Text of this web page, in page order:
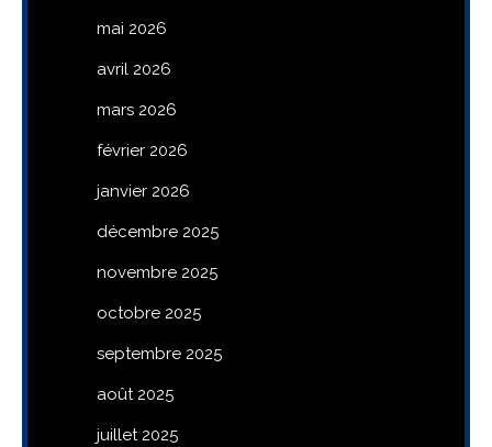
mai 2026
avril 2026
mars 2026
février 2026
janvier 2026
décembre 2025
novembre 2025
octobre 2025
septembre 2025
août 2025
juillet 2025